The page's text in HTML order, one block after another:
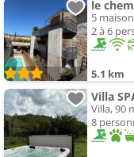
le
5
2 à 6
5.1 km
Villa
Villa, 90
8